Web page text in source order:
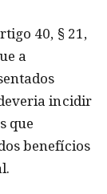
40, § 21,
a
incidir
que
benefícios